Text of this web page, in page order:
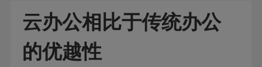
云办公相比于传统办公
的优越性